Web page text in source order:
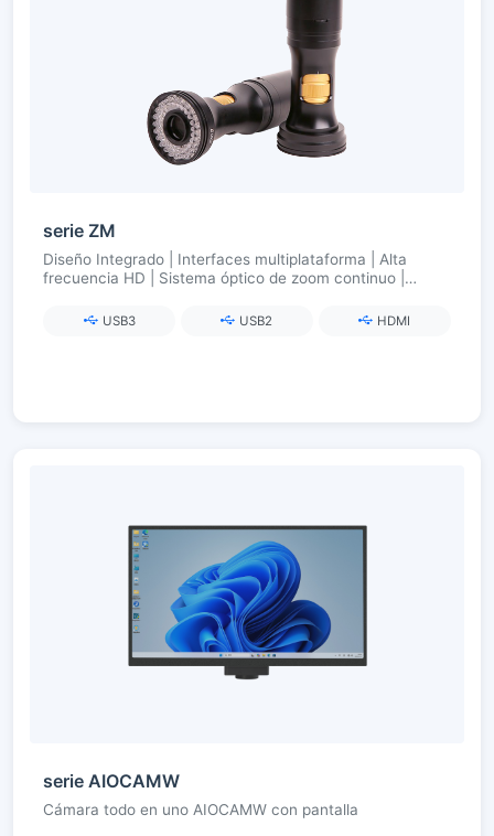
serie ZM
Diseño Integrado | Interfaces multiplataforma | Alta
frecuencia HD | Sistema óptico de zoom continuo |
USB3 USB2 HDMI
serie AIOCAMW
Cámara todo en uno AIOCAMW con pantalla